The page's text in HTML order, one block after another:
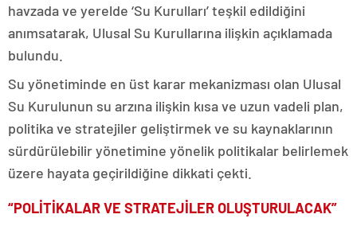
havzada ve yerelde ‘Su Kurulları’ teşkil edildiğini
anımsatarak, Ulusal Su Kurullarına ilişkin açıklamada
bulundu.
Su yönetiminde en üst karar mekanizması olan Ulusal
Su Kurulunun su arzına ilişkin kısa ve uzun vadeli plan,
politika ve stratejiler geliştirmek ve su kaynaklarının
sürdürülebilir yönetimine yönelik politikalar belirlemek
üzere hayata geçirildiğine dikkati çekti.
“POLİTİKALAR VE STRATEJİLER OLUŞTURULACAK”